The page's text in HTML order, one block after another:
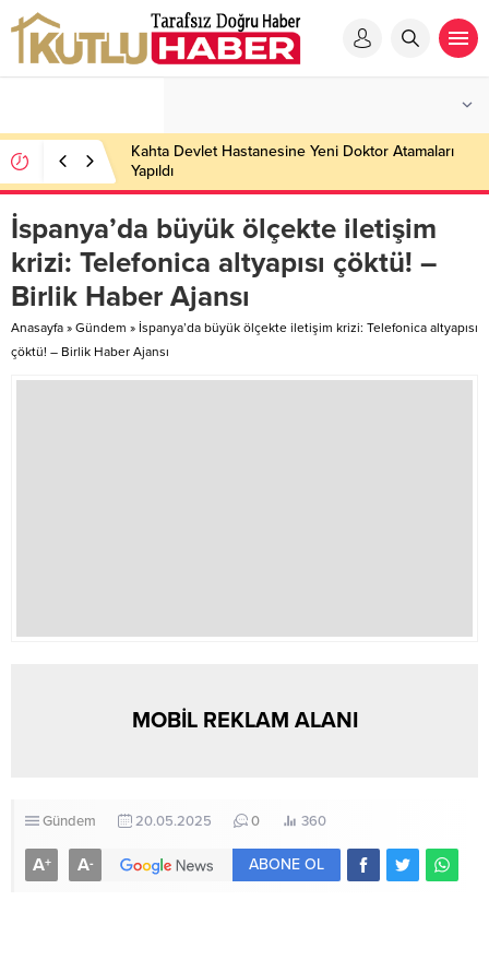
Kahta Devlet Hastanesine Yeni Doktor Atamaları
Yapıldı
İspanya’da büyük ölçekte iletişim
krizi: Telefonica altyapısı çöktü! –
Birlik Haber Ajansı
Anasayfa » Gündem » İspanya’da büyük ölçekte iletişim krizi: Telefonica altyapısı
çöktü! – Birlik Haber Ajansı
MOBİL REKLAM ALANI
Gündem 20.05.2025 0 360
A+ A- ABONE OL